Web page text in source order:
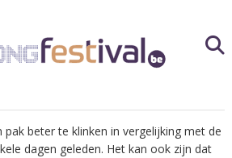
pak beter te klinken in vergelijking met de
dagen geleden. Het kan ook zijn dat